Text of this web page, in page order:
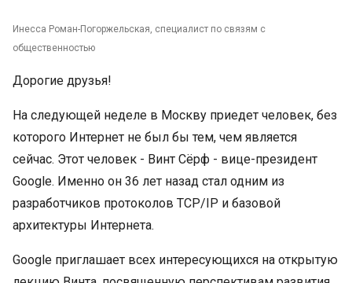
Инесса Роман-Погоржельская, специалист по связям с
общественностью
Дорогие друзья!
На следующей неделе в Москву приедет человек, без
которого Интернет не был бы тем, чем является
сейчас. Этот человек - Винт Сёрф - вице-президент
Google. Именно он 36 лет назад стал одним из
разработчиков протоколов TCP/IP и базовой
архитектуры Интернета.
Google приглашает всех интересующихся на открытую